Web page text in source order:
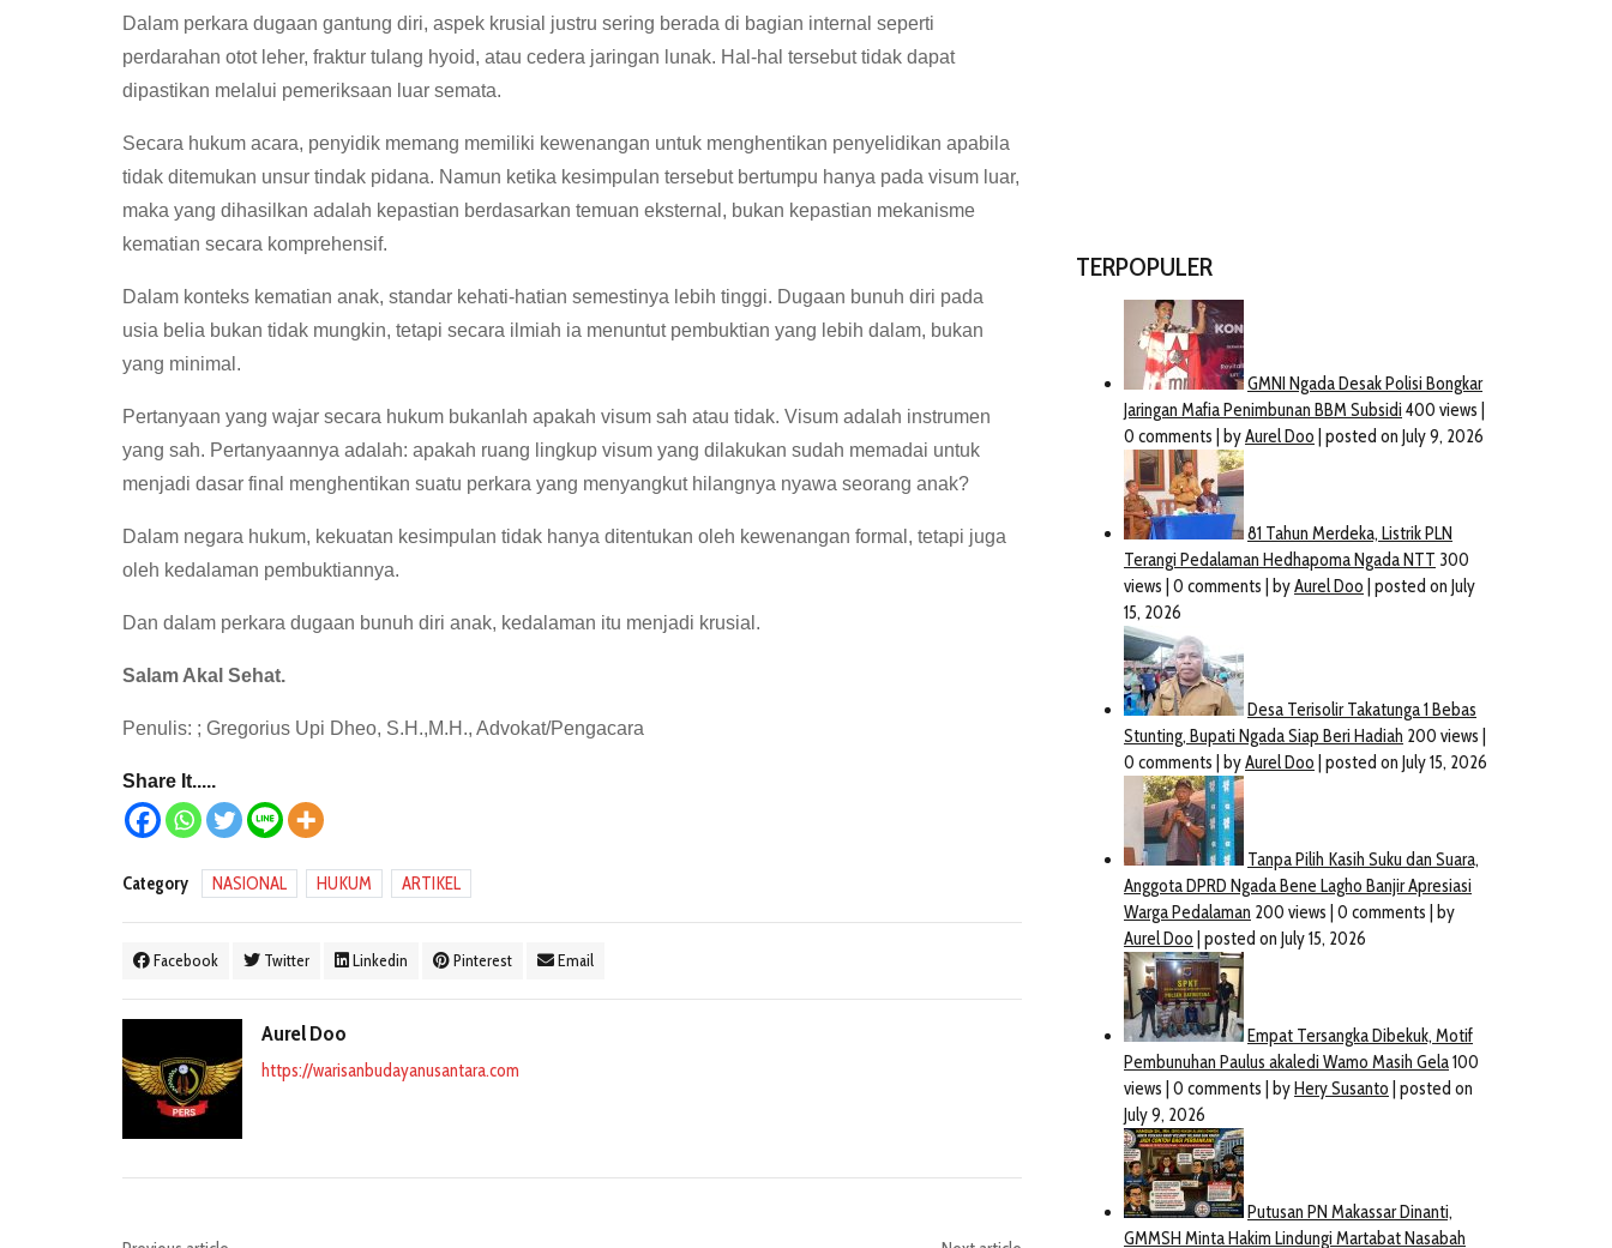
Dalam perkara dugaan gantung diri, aspek krusial justru sering berada di bagian internal seperti
perdarahan otot leher, fraktur tulang hyoid, atau cedera jaringan lunak. Hal-hal tersebut tidak dapat
dipastikan melalui pemeriksaan luar semata.
Secara hukum acara, penyidik memang memiliki kewenangan untuk menghentikan penyelidikan apabila
tidak ditemukan unsur tindak pidana. Namun ketika kesimpulan tersebut bertumpu hanya pada visum luar,
maka yang dihasilkan adalah kepastian berdasarkan temuan eksternal, bukan kepastian mekanisme
kematian secara komprehensif.
Dalam konteks kematian anak, standar kehati-hatian semestinya lebih tinggi. Dugaan bunuh diri pada
usia belia bukan tidak mungkin, tetapi secara ilmiah ia menuntut pembuktian yang lebih dalam, bukan
yang minimal.
Pertanyaan yang wajar secara hukum bukanlah apakah visum sah atau tidak. Visum adalah instrumen
yang sah. Pertanyaannya adalah: apakah ruang lingkup visum yang dilakukan sudah memadai untuk
menjadi dasar final menghentikan suatu perkara yang menyangkut hilangnya nyawa seorang anak?
Dalam negara hukum, kekuatan kesimpulan tidak hanya ditentukan oleh kewenangan formal, tetapi juga
oleh kedalaman pembuktiannya.
Dan dalam perkara dugaan bunuh diri anak, kedalaman itu menjadi krusial.
Salam Akal Sehat.
Penulis: ; Gregorius Upi Dheo, S.H.,M.H., Advokat/Pengacara
Share It.....
Category NASIONAL HUKUM ARTIKEL
Facebook Twitter Linkedin Pinterest Email
Aurel Doo
https://warisanbudayanusantara.com
TERPOPULER